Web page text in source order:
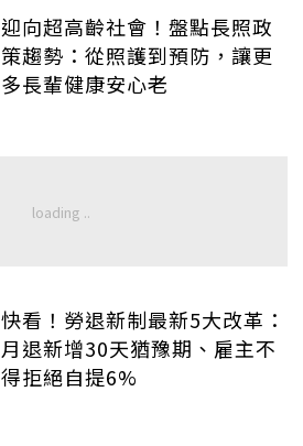
迎向超高齡社會！盤點長照政
策趨勢：從照護到預防，讓更
多長輩健康安心老
快看！勞退新制最新5大改革：
月退新增30天猶豫期、雇主不
得拒絕自提6%